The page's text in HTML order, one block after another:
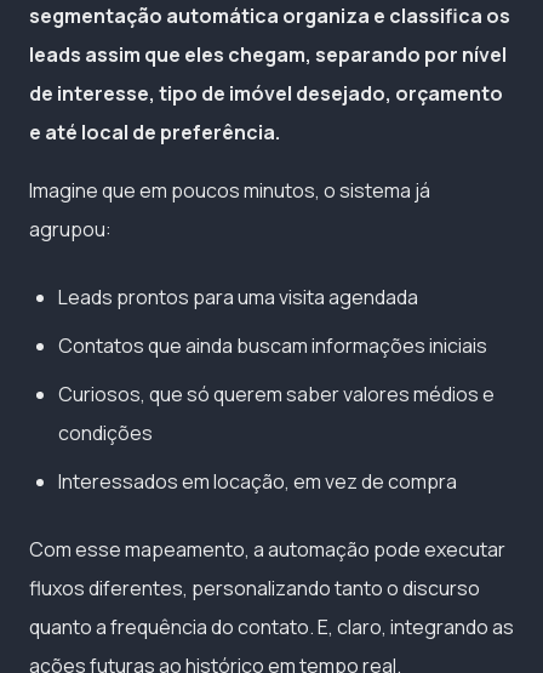
segmentação automática organiza e classifica os
leads assim que eles chegam, separando por nível
de interesse, tipo de imóvel desejado, orçamento
e até local de preferência.
Imagine que em poucos minutos, o sistema já
agrupou:
Leads prontos para uma visita agendada
Contatos que ainda buscam informações iniciais
Curiosos, que só querem saber valores médios e
condições
Interessados em locação, em vez de compra
Com esse mapeamento, a automação pode executar
fluxos diferentes, personalizando tanto o discurso
quanto a frequência do contato. E, claro, integrando as
ações futuras ao histórico em tempo real.